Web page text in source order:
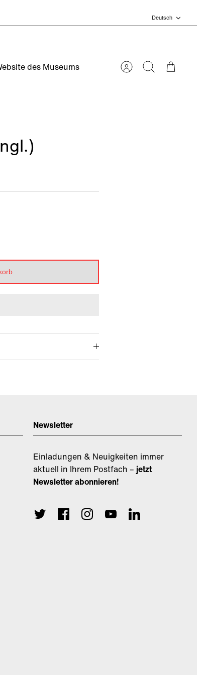
Deutsch
des Museums AccountSuchen Warenkorb
Newsletter
Einladungen & Neuigkeiten immer
aktuell in Ihrem Postfach – jetzt
Newsletter abonnieren!